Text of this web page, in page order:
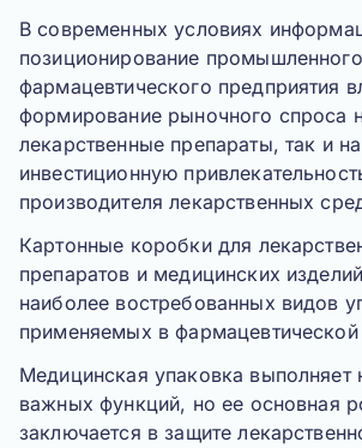
В современных условиях
позиционирование промышленного
фармацевтического предприятия
формирование рыночного спроса
лекарственные препараты, так и на
инвестиционную
производителя лекарственных
Картонные коробки для
препаратов и медицинских
наиболее востребованных видов
применяемых в фармацевтической
Медицинская упаковка выполняет
важных функций, но ее основная
заключается в защите